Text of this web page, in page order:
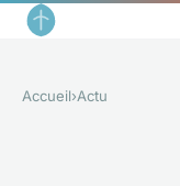
Accueil›Actu